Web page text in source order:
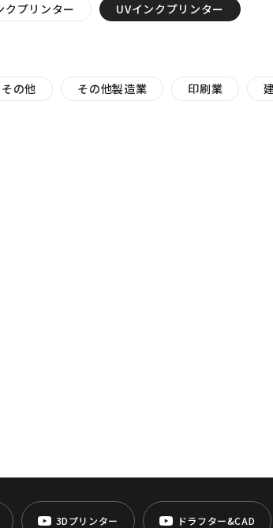
クプリンター UVインクプリンター
その他 その他製造業 印刷業
3Dプリンター ドラフター&CAD